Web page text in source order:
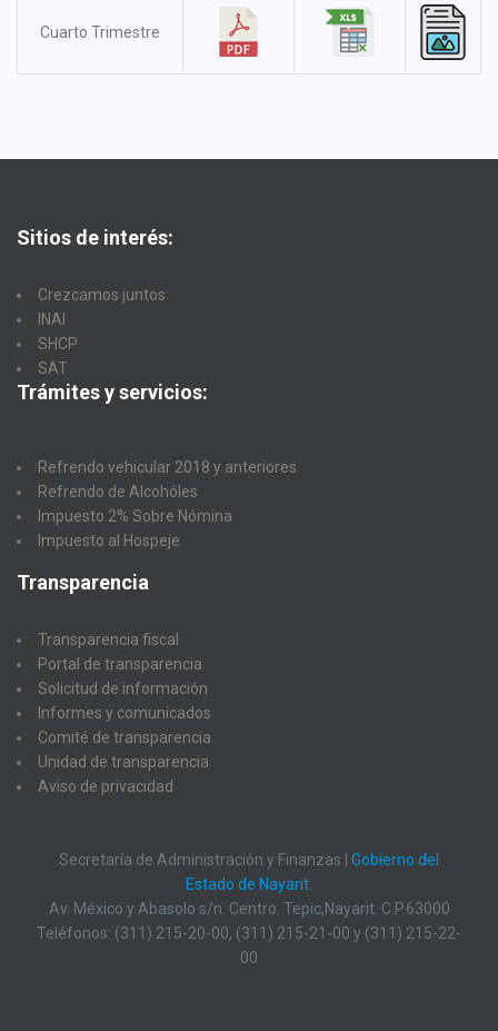
Cuarto Trimestre
Sitios de interés:
Crezcamos juntos
INAI
SHCP
SAT
Trámites y servicios:
Refrendo vehicular 2018 y anteriores
Refrendo de Alcohóles
Impuesto 2% Sobre Nómina
Impuesto al Hospeje
Transparencia
Transparencia fiscal
Portal de transparencia
Solicitud de información
Informes y comunicados
Comité de transparencia
Unidad de transparencia
Aviso de privacidad
Secretaría de Administración y Finanzas | Gobierno del
Estado de Nayarit.
Av. México y Abasolo s/n. Centro. Tepic,Nayarit. C.P.63000
Teléfonos: (311) 215-20-00, (311) 215-21-00 y (311) 215-22-
00